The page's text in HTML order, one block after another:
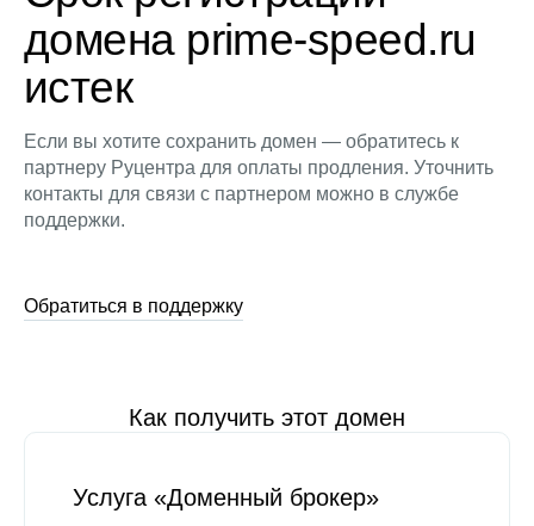
домена prime-speed.ru
истек
Если вы хотите сохранить домен — обратитесь к
партнеру Руцентра для оплаты продления. Уточнить
контакты для связи с партнером можно в службе
поддержки.
Обратиться в поддержку
Как получить этот домен
Услуга «Доменный брокер»